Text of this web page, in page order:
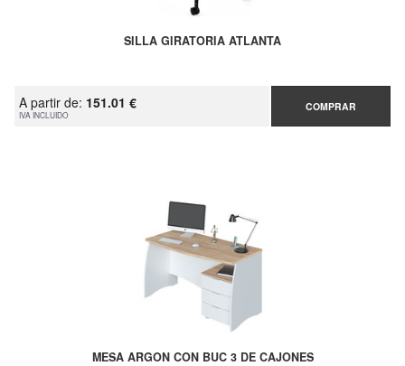
SILLA GIRATORIA ATLANTA
A partir de: 151.01 €
IVA INCLUIDO
COMPRAR
MESA ARGON CON BUC 3 DE CAJONES